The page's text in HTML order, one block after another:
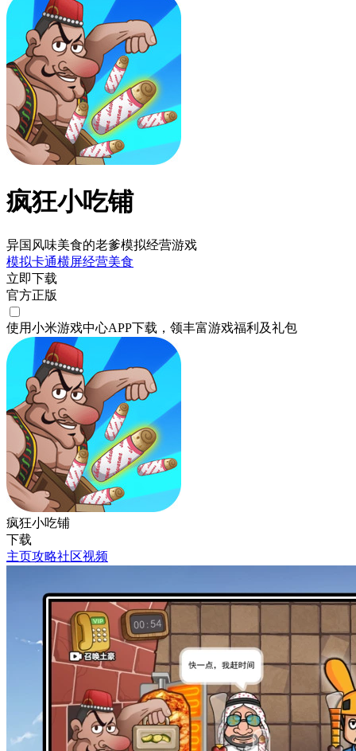
疯狂小吃铺
异国风味美食的老爹模拟经营游戏
模拟卡通横屏经营美食
立即下载
官方正版
使用小米游戏中心APP下载 ，领丰富游戏福利 及礼包
疯狂小吃铺
下载
主页攻略社区视频